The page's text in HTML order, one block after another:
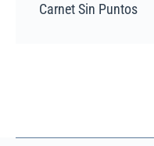
Carnet Sin Puntos